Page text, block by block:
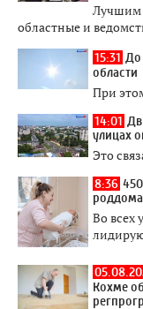
Лучшим
областные и
15:31 До
области
При
14:01
улицах
Это
8:36
Во всех
Кохме